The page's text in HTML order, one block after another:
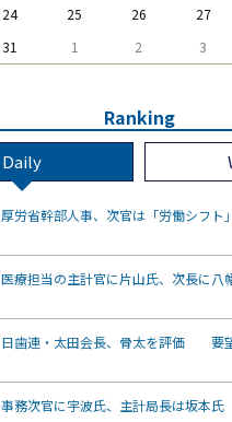
24 25 26 27
31 1 2 3
Ranking
Daily
厚労省幹部人事、次官は「労働シフト
医療担当の主計官に片山氏、次長に
日歯連・太田会長、骨太を評価 要望
事務次官に宇波氏、主計局長は坂本